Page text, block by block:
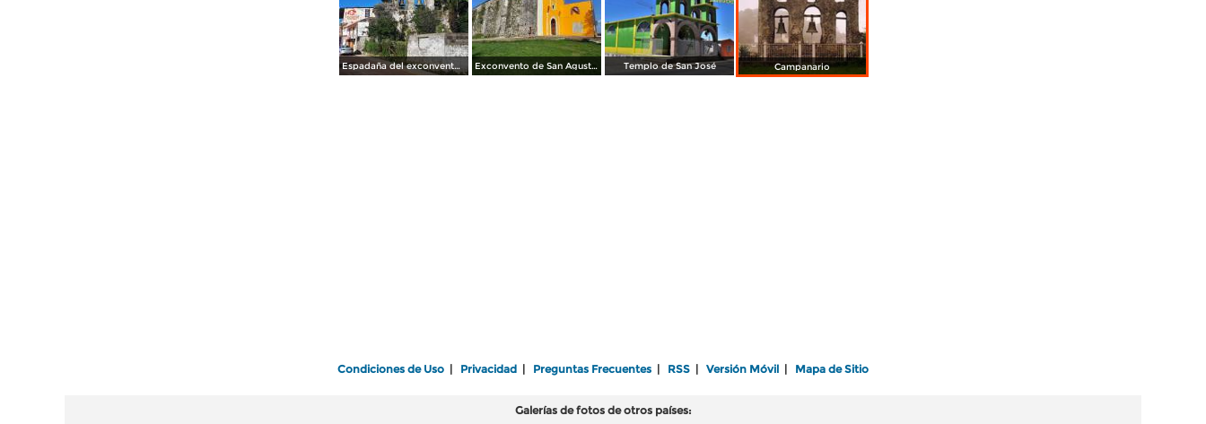
Espadaña del exconvento de San Agustín Exconvento de San Agustín Templo de San José Campanario
Condiciones de Uso Privacidad Preguntas Frecuentes RSS Versión Móvil Mapa de Sitio
Galerías de fotos de otros países: